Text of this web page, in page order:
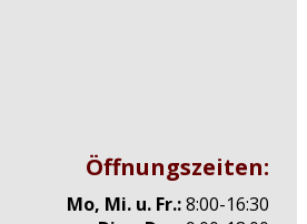
Öffnungszeiten:
Mo, Mi. u. Fr.:8:00-16:30